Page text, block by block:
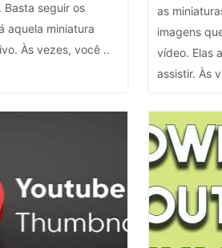
Basta seguir os
aquela miniatura
Às vezes, você ..
as
imagens
vídeo. Elas
assistir. Às